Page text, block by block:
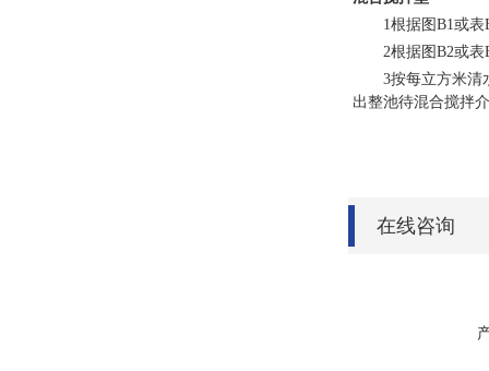
1根据图B1或
2根据图B2或
3按每立方米清
出整池待混合搅拌
在线咨询